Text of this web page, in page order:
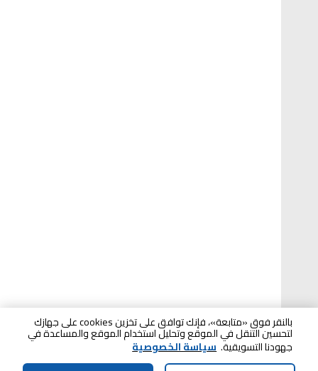
بالنقر فوق «متابعة»، فإنك توافق على تخزين cookies على جهازك
لتحسين التنقل في الموقع وتحليل استخدام الموقع والمساعدة في
جهودنا التسويقية. سياسة الخصوصية